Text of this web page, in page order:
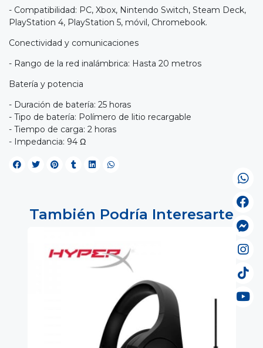
- Compatibilidad: PC, Xbox, Nintendo Switch, Steam Deck,
PlayStation 4, PlayStation 5, móvil, Chromebook.
Conectividad y comunicaciones
- Rango de la red inalámbrica: Hasta 20 metros
Batería y potencia
- Duración de batería: 25 horas
- Tipo de batería: Polímero de litio recargable
- Tiempo de carga: 2 horas
- Impedancia: 94 Ω
También Podría Interesarte